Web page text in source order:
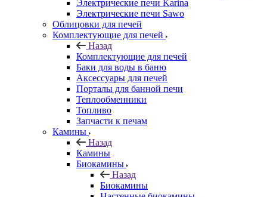
Электрические печи Karina
Электрические печи Sawo
Облицовки для печей
Комплектующие для печей
Назад
Комплектующие для печей
Баки для воды в баню
Аксессуары для печей
Порталы для банной печи
Теплообменники
Топливо
Запчасти к печам
Камины
Назад
Камины
Биокамины
Назад
Биокамины